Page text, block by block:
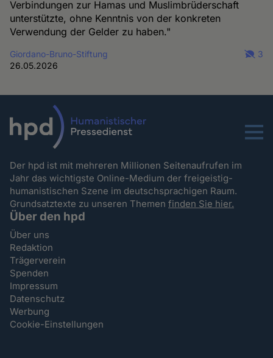
Verbindungen zur Hamas und Muslimbrüderschaft
unterstützte, ohne Kenntnis von der konkreten
Verwendung der Gelder zu haben."
Giordano-Bruno-Stiftung
26.05.2026
3
Menu
Der hpd ist mit mehreren Millionen Seitenaufrufen im
Jahr das wichtigste Online-Medium der freigeistig-
humanistischen Szene im deutschsprachigen Raum.
Grundsatztexte zu unseren Themenfinden Sie hier.
Über den hpd
Über uns
Redaktion
Trägerverein
Spenden
Impressum
Datenschutz
Werbung
Cookie-Einstellungen